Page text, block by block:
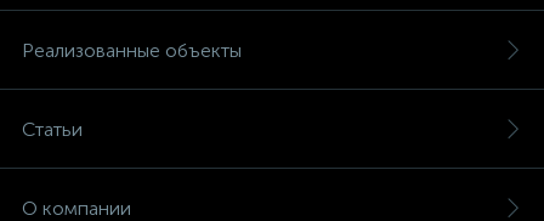
Реализованные объекты
Статьи
О компании